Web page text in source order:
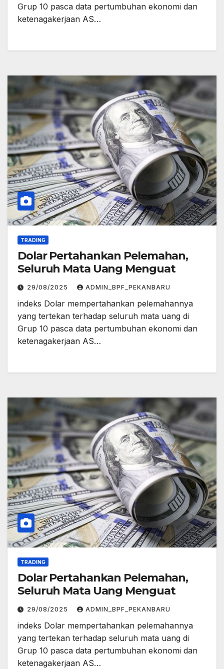
Grup 10 pasca data pertumbuhan ekonomi dan
ketenagakerjaan AS…
TRADING
Dolar Pertahankan Pelemahan,
Seluruh Mata Uang Menguat
29/08/2025 ADMIN_BPF_PEKANBARU
indeks Dolar mempertahankan pelemahannya
yang tertekan terhadap seluruh mata uang di
Grup 10 pasca data pertumbuhan ekonomi dan
ketenagakerjaan AS…
TRADING
Dolar Pertahankan Pelemahan,
Seluruh Mata Uang Menguat
29/08/2025 ADMIN_BPF_PEKANBARU
indeks Dolar mempertahankan pelemahannya
yang tertekan terhadap seluruh mata uang di
Grup 10 pasca data pertumbuhan ekonomi dan
ketenagakerjaan AS…